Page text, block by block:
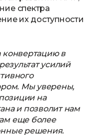
спектра
их доступности
конвертацию в
усилий
Мы уверены,
на
и позволит нам
еще более
решения.